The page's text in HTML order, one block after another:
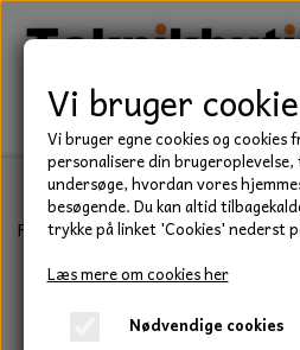
LEJER
Forside Have/Park Buskrydder &
Vi bruger
Vi bruger egne cookies og
personalisere din
undersøge, hvordan vores
besøgende. Du kan altid
trykke på linket 'Cookies' nederst
Læs mere om cookies her
Nødvendige cookies